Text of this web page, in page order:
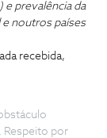
prevalência da
e noutros países
recebida,
Respeito por